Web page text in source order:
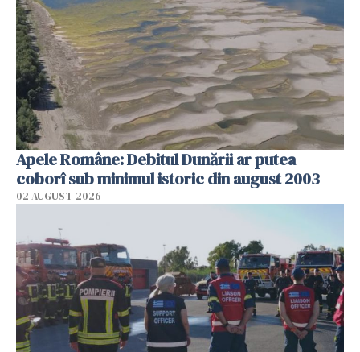
Apele Române: Debitul Dunării ar putea
coborî sub minimul istoric din august 2003
02 AUGUST 2026